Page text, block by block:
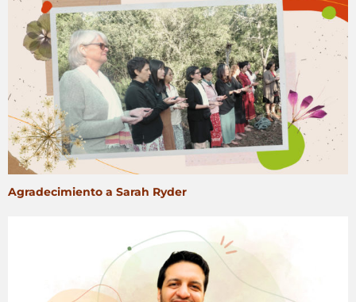
Agradecimiento a Sarah Ryder